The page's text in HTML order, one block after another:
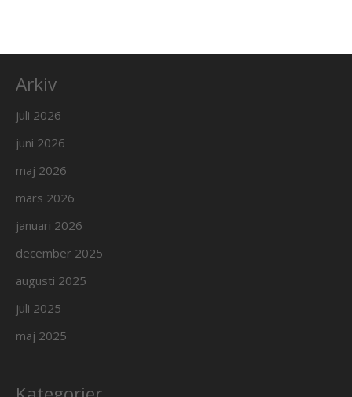
Arkiv
juli 2026
juni 2026
maj 2026
mars 2026
januari 2026
december 2025
augusti 2025
juli 2025
maj 2025